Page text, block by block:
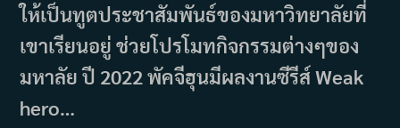
ให้เป็นทูตประชาสัมพันธ์ของมหาวิทยาลัยที่
เขาเรียนอยู่ ช่วยโปรโมทกิจกรรมต่างๆของ
มหาลัย ปี 2022 พัคจีฮุนมีผลงานซีรีส์ Weak
hero…